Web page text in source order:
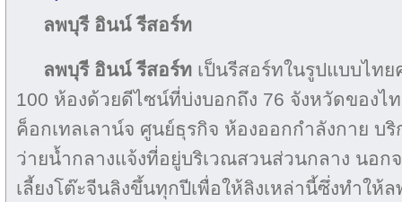
ลพบุรี อินน์ รีสอร์ท
ลพบุรี อินน์ รีสอร์ท เป็นรีสอร์ทในรูปแบบไท
100 ห้องด้วยดีไซน์ที่บ่งบอกถึง 76 จังหวัดของ
ค็อกเทลเลาน์จ ศูนย์ธุรกิจ ห้องออกกำลังกาย บ
ว่ายน้ำกลางแจ้งที่อยู่บริเวณสวนส่วนกลาง นอก
เลี้ยงโต๊ะจีนลิงขึ้นทุกปีเพื่อให้ลิงเหล่านี้ซึ่งทำให้